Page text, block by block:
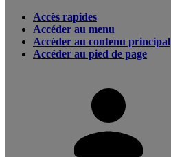
Accès rapides
Accéder au menu
Accéder au contenu principal
Accéder au pied de page